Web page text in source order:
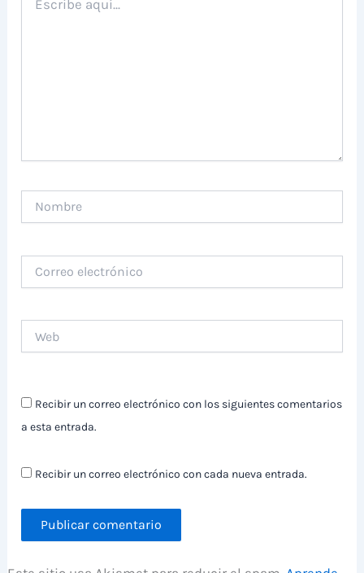
aquí...
electrónico
Recibir un correo electrónico con los siguientes comentarios
a esta entrada.
Recibir un correo electrónico con cada nueva entrada.